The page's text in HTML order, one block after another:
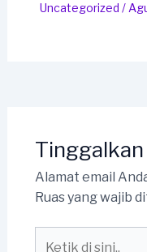
Uncategorized /
Alamat email
Ruas yang wajib